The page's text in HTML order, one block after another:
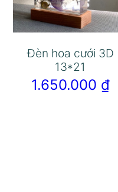
Đèn hoa cưới 3D
13*21
1.650.000 ₫